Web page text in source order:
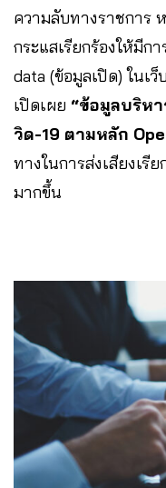
ความลับทางราชการ
กระแสเรียกร้องให้มีก
data (ข้อมูลเปิด) ในเว็
เปิดเผย “ข้อมูลบริห
วิด-19 ตามหลัก
ทางในการส่งเสียงเรี
มากขึ้น